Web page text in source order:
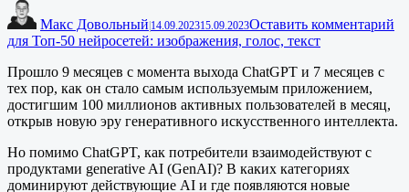
Макс Довольный|14.09.202315.09.2023Оставить комментарий
для Топ-50 нейросетей: изображения, голос, текст
Прошло 9 месяцев с момента выхода ChatGPT и 7 месяцев с
тех пор, как он стало самым используемым приложением,
достигшим 100 миллионов активных пользователей в месяц,
открыв новую эру генеративного искусственного интеллекта.
Но помимо ChatGPT, как потребители взаимодействуют с
продуктами generative AI (GenAI)? В каких категориях
доминируют действующие AI и где появляются новые